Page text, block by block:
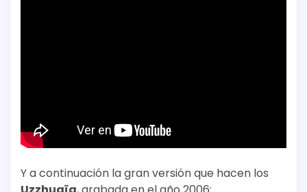
Y a continuación la gran versión que hacen los